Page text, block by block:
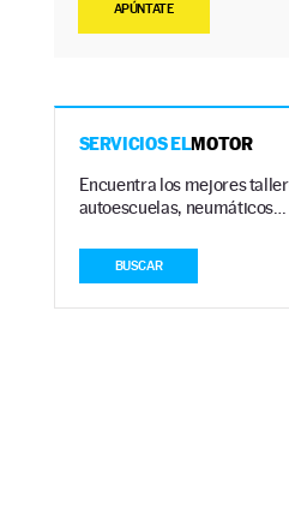
APÚNTATE
SERVICIOS ELMOTOR
Encuentra los mejores
autoescuelas, neumáticos…
BUSCAR